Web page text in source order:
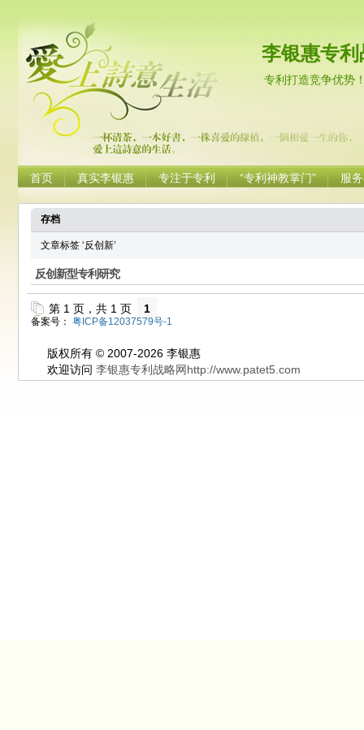
李银惠专利
专利打造竞争优势
首页 真实李银惠 专注于专利 “专利神教掌门” 服
存档
文章标签 ‘反创新’
反创新型专利研究
第 1 页，共 1 页 1
备案号： 粤ICP备12037579号-1
版权所有 © 2007-2026 李银惠
欢迎访问 李银惠专利战略网http://www.patet5.com